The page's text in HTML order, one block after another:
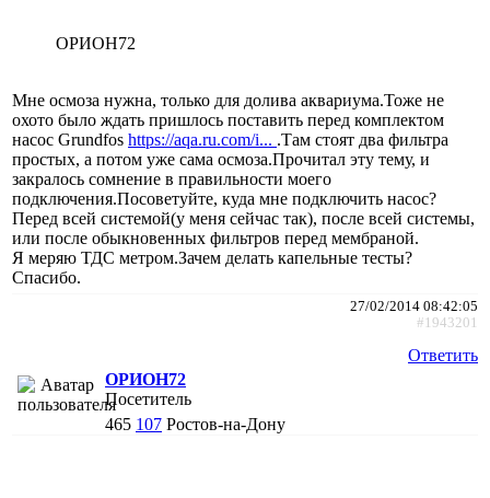
ОРИОН72
Мне осмоза нужна, только для долива аквариума.Тоже не
охото было ждать пришлось поставить перед комплектом
насос Grundfos https://aqa.ru.com/i... .Там стоят два фильтра
простых, а потом уже сама осмоза.Прочитал эту тему, и
закралось сомнение в правильности моего
подключения.Посоветуйте, куда мне подключить насос?
Перед всей системой(у меня сейчас так), после всей системы,
или после обыкновенных фильтров перед мембраной.
Я меряю ТДС метром.Зачем делать капельные тесты?
Спасибо.
27/02/2014 08:42:05
#1943201
Ответить
ОРИОН72
Посетитель
465 107 Ростов-на-Дону